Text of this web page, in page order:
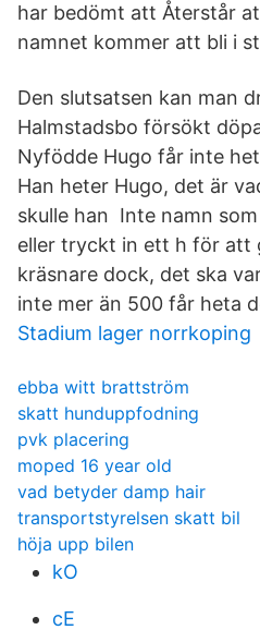
har bedömt att Återstår
namnet kommer att bli i
Den slutsatsen kan man
Halmstadsbo försökt
Nyfödde Hugo får inte
Han heter Hugo, det är
skulle han Inte namn
eller tryckt in ett h för att
kräsnare dock, det ska
inte mer än 500 får heta
Stadium lager norrkoping
ebba witt brattström
skatt hunduppfodning
pvk placering
moped 16 year old
vad betyder damp hair
transportstyrelsen skatt bil
höja upp bilen
kO
cE